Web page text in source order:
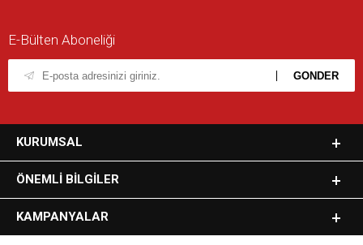
E-Bülten Aboneliği
KURUMSAL
ÖNEMLI BILGILER
KAMPANYALAR